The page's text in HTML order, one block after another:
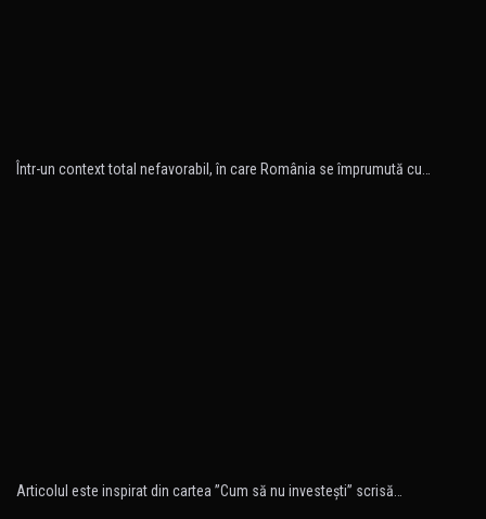
Într-un context total nefavorabil, în care România se împrumută cu…
Articolul este inspirat din cartea ”Cum să nu investeşti” scrisă…